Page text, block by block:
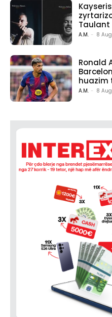
Taulant
A.M. - 8
Ronald
huazim
A.M. - 8